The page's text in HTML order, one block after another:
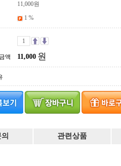
11,000원
1 %
액 11,000 원
관련상품